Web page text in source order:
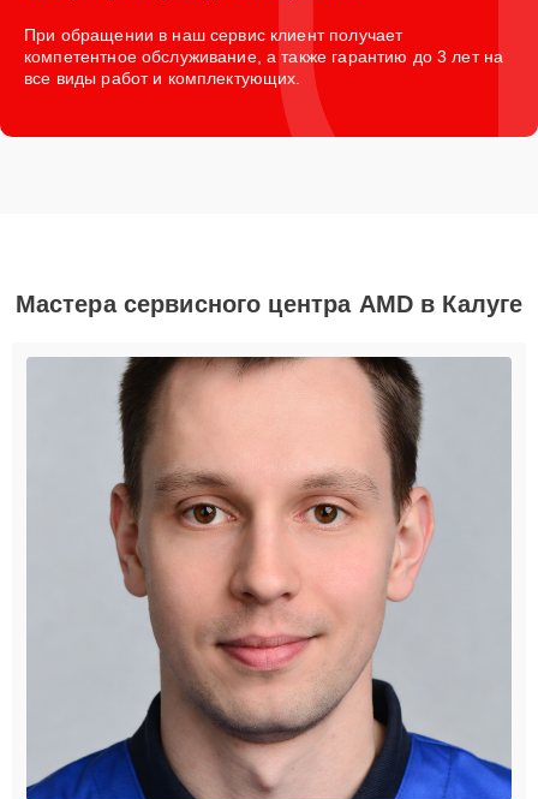
При обращении в наш сервис клиент получает
компетентное обслуживание, а также гарантию до 3 лет на
все виды работ и комплектующих.
Мастера сервисного центра AMD в Калуге